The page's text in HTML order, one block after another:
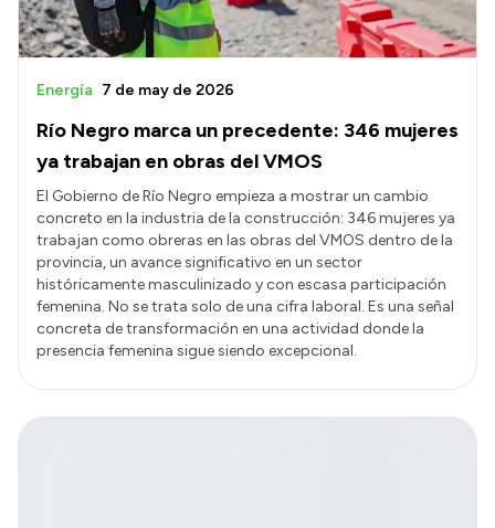
Río Negro marca un precedente: 346 mujeres
ya trabajan en obras del VMOS
Energía 7 de may de 2026
El Gobierno de Río Negro empieza a mostrar un cambio
concreto en la industria de la construcción: 346 mujeres ya
trabajan como obreras en las obras del VMOS dentro de la
provincia, un avance significativo en un sector
históricamente masculinizado y con escasa participación
femenina. No se trata solo de una cifra laboral. Es una señal
concreta de transformación en una actividad donde la
presencia femenina sigue siendo excepcional.